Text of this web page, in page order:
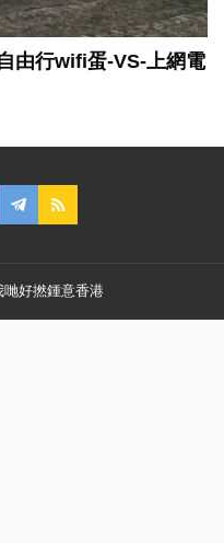
由行wifi蛋-VS-上網電
哋好撚鍾意香港